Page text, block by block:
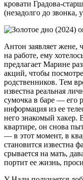
кровати Градова-
(незадолго до звонка,
Антон заявляет жене,
на работе, ему
предлагает Марине
акций, чтобы
родственников. Тем
известна реальная
сумочка в баре — его
информация из ее
него знакомый
квартире, он снова
— в этот момент, в
становится известна
срывается на мать,
портит ее жизнь,